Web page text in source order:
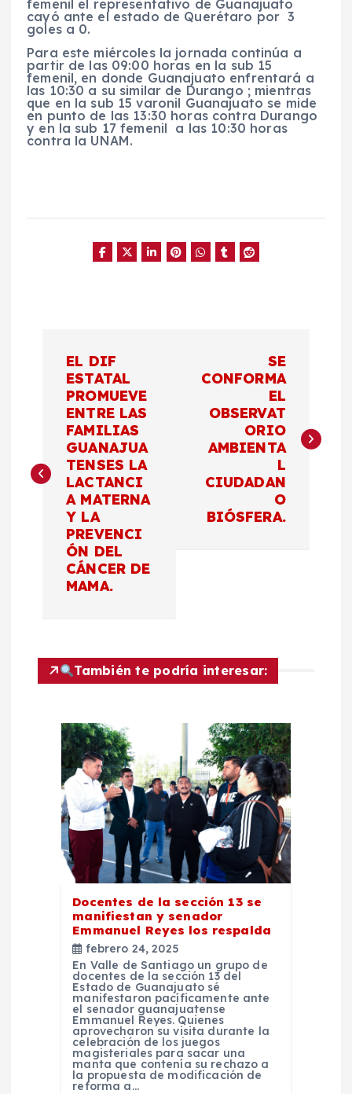
femenil el representativo de Guanajuato
cayó ante el estado de Querétaro por 3
goles a 0.
Para este miércoles la jornada continúa a
partir de las 09:00 horas en la sub 15
femenil, en donde Guanajuato enfrentará a
las 10:30 a su similar de Durango ; mientras
que en la sub 15 varonil Guanajuato se mide
en punto de las 13:30 horas contra Durango
y en la sub 17 femenil a las 10:30 horas
contra la UNAM.
e
ó
n
EL DIF
ESTATAL
PROMUEVE
ENTRE LAS
FAMILIAS
GUANAJUA
TENSES LA
LACTANCI
A MATERNA
Y LA
PREVENCI
ÓN DEL
CÁNCER DE
MAMA.
SE
CONFORMA
EL
OBSERVAT
ORIO
AMBIENTA
L
CIUDADAN
O
BIÓSFERA.
También te podría interesar:
Docentes de la sección 13 se
manifiestan y senador
Emmanuel Reyes los respalda
febrero 24, 2025
En Valle de Santiago un grupo de
docentes de la sección 13 del
Estado de Guanajuato sé
manifestaron pacíficamente ante
el senador guanajuatense
Emmanuel Reyes. Quienes
aprovecharon su visita durante la
celebración de los juegos
magisteriales para sacar una
manta que contenía su rechazo a
la propuesta de modificación de
reforma a…